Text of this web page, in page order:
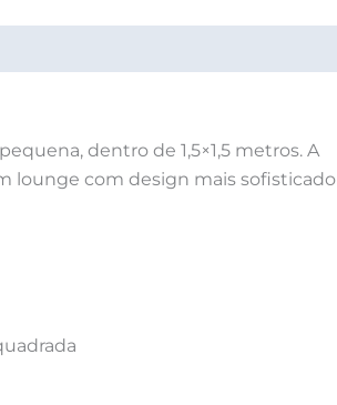
dentro de 1,5×1,5 metros. A
lounge com design mais sofisticado